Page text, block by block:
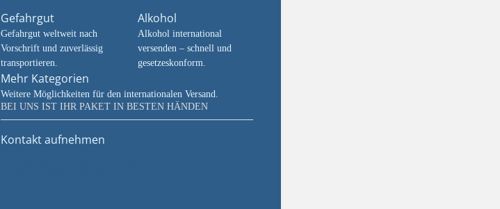
Gefahrgut
Gefahrgut weltweit nach
Vorschrift und zuverlässig
transportieren.
Alkohol
Alkohol international
versenden – schnell und
gesetzeskonform.
Mehr Kategorien
Weitere Möglichkeiten für den internationalen Versand.
BEI UNS IST IHR PAKET IN BESTEN HÄNDEN
Kontakt aufnehmen